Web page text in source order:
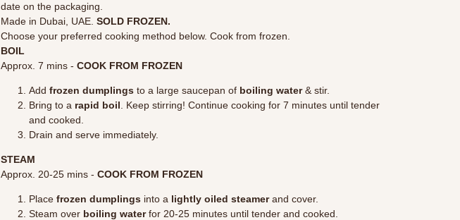
date on the packaging.
Made in Dubai, UAE. SOLD FROZEN.
Choose your preferred cooking method below. Cook from frozen.
BOIL
Approx. 7 mins - COOK FROM FROZEN
Add frozen dumplings to a large saucepan of boiling water& stir.
Bring to a rapid boil . Keep stirring! Continue cooking for 7 minutes until tender
and cooked.
Drain and serve immediately.
STEAM
Approx. 20-25 mins - COOK FROM FROZEN
Place frozen dumplings into a lightly oiled steamerand cover.
Steam over boiling waterfor 20-25 minutes until tender and cooked.